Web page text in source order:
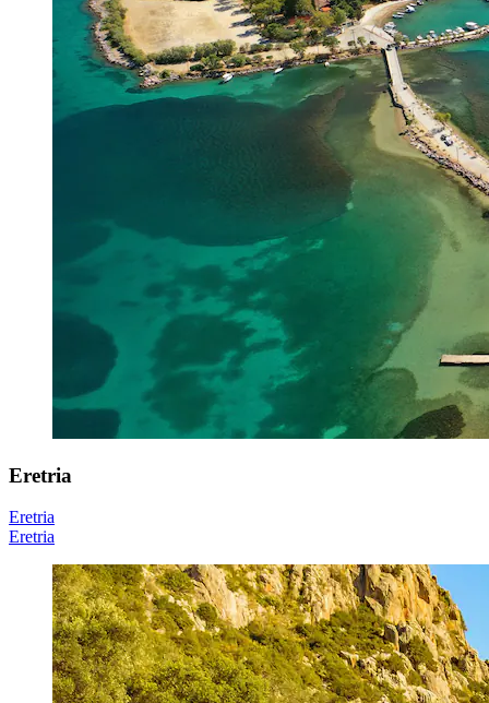
Eretria
Eretria
Eretria